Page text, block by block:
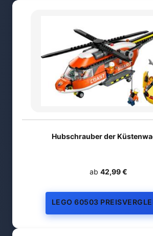
Hubschrauber der
ab 42,99 €
LEGO 60503